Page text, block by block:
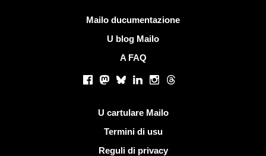
Mailo ducumentazione
U blog Mailo
A FAQ
Facebook
Mastodon
BlueskyLinkedInInstagram
Threads
U cartulare Mailo
Termini di usu
Reguli di privacy